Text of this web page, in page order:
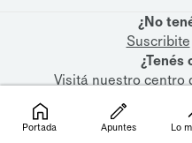
¿No
Suscribite
¿Tenés
Visitá nuestrocentro
Portada Apuntes Lo